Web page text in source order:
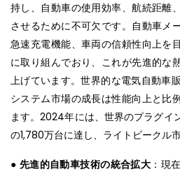
持し、自動車の使用効率、航続距離
させるために不可欠です。自動車メ
急速充電機能、車両の信頼性向上を
に取り組んでおり、これが先進的な
上げています。世界的な電気自動車
システム市場の成長は性能向上と比
ます。2024年には、世界のプラグイ
の1,780万台に達し、ライトビークル
● 先進的自動車技術の統合拡大 ：現